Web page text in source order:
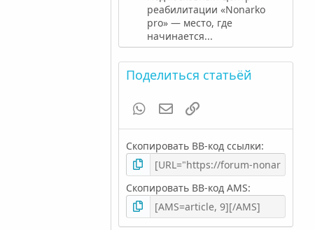
реабилитации «Nonarko
pro» — место, где
начинается...
Поделиться статьёй
WhatsAppЭлектронная почта
Скопировать BB-код ссылки
Скопировать BB-код AMS